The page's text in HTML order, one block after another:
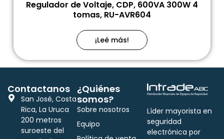
Regulador de Voltaje, CDP, 600VA 300W 4
tomas, RU-AVR604
¡Leé más!
Líder mayorista en
seguridad
electrónica por
¿Quiénes
somos?
Sobre nosotros
Equipo
Contactanos
San José, Costa
Rica, La Uruca
200 metros
suroeste del